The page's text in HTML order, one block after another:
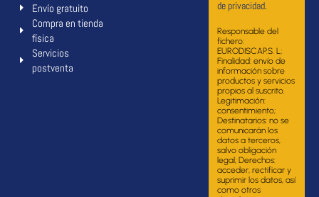
Envío gratuito
Compra en tienda
física
Servicios
postventa
de privacidad.
Responsable del
fichero:
EURODISCAP.S. L;
Finalidad: envío de
información sobre
productos y servicios
propios al suscrito.
Legitimación:
consentimiento;
Destinatarios: no se
comunicarán los
datos a terceros,
salvo obligación
legal; Derechos:
acceder, rectificar y
suprimir los datos, así
como otros